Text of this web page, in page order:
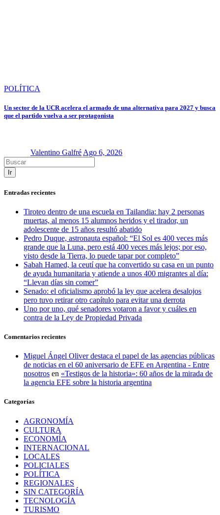
POLÍTICA
Un sector de la UCR acelera el armado de una alternativa para 2027 y busca
que el partido vuelva a ser protagonista
Valentino GalfréAgo 6, 2026
Ir
Entradas recientes
Tiroteo dentro de una escuela en Tailandia: hay 2 personas
muertas, al menos 15 alumnos heridos y el tirador, un
adolescente de 15 años resultó abatido
Pedro Duque, astronauta español: “El Sol es 400 veces más
grande que la Luna, pero está 400 veces más lejos; por eso,
visto desde la Tierra, lo puede tapar por completo”
Sabah Hamed, la ceutí que ha convertido su casa en un punto
de ayuda humanitaria y atiende a unos 400 migrantes al día:
“Llevan días sin comer”
Senado: el oficialismo aprobó la ley que acelera desalojos
pero tuvo retirar otro capítulo para evitar una derrota
Uno por uno, qué senadores votaron a favor y cuáles en
contra de la Ley de Propiedad Privada
Comentarios recientes
Miguel Ángel Oliver destaca el papel de las agencias públicas
de noticias en el 60 aniversario de EFE en Argentina - Entre
nosotros en «Testigos de la historia»: 60 años de la mirada de
la agencia EFE sobre la historia argentina
Categorías
AGRONOMÍA
CULTURA
ECONOMÍA
INTERNACIONAL
LOCALES
POLICIALES
POLÍTICA
REGIONALES
SIN CATEGORÍA
TECNOLOGÍA
TURISMO